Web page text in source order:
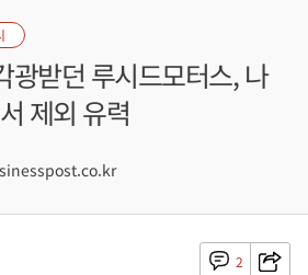
광받던 루시드모터스, 나
제외 유력
2